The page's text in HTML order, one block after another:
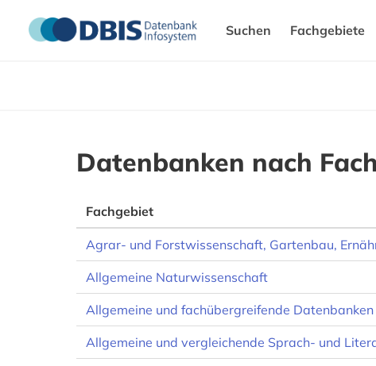
Suchen Fachgebiete
Datenbanken nach
Fachgebiet
Agrar- und Forstwissenschaft, Gartenbau,
Allgemeine Naturwissenschaft
Allgemeine und fachübergreifende Datenbanken
Allgemeine und vergleichende Sprach- und